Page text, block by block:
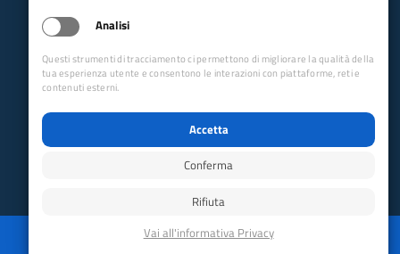
email:livorno@cai.it
pec:livorno@pec.cai.it
Facebook
Youtube
cf: 92093620497
Via G. M. Terreni, 4
Club Alpino Italiano
Accesso Soci
Mappa del sitoDisabilita animazioni
Analisi
Questi strumenti di tracciamento ci permettono di migliorare la qualità della
tua esperienza utente e consentono le interazioni con piattaforme, reti e
contenuti esterni.
Accetta
Conferma
Rifiuta